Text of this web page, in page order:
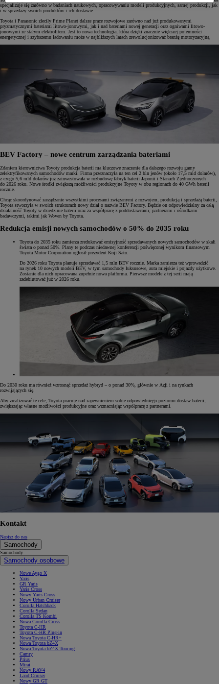
specjalizuje się zarówno w badaniach naukowych, opracowywaniu modeli produkcyjnych, samej produkcji, jak
i w sprzedaży swoich produktów i ich dostawie.
Toyota i Panasonic zleciły Prime Planet dalsze prace rozwojowe zarówno nad już produkowanymi
pryzmatycznymi bateriami litowo-jonowymi, jak i nad bateriami nowej generacji oraz ogniwami litowo-
jonowymi ze stałym elektrolitem. Jest to nowa technologia, która dzięki znacznie większej pojemności
energetycznej i szybszemu ładowaniu może w najbliższych latach zrewolucjonizować branżę motoryzacyjną.
BEV Factory – nowe centrum zarządzania bateriami
Zdaniem kierownictwa Toyoty produkcja baterii ma kluczowe znaczenie dla dalszego rozwoju gamy
zelektryfikowanych samochodów marki. Firma przeznaczyła na ten cel 2 bln jenów (około 17,5 mld dolarów),
z czego 5,6 mld dolarów już zainwestowała w rozbudowę fabryk baterii Japonii i Stanach Zjednoczonych
do 2026 roku. Nowe środki zwiększą możliwości produkcyjne Toyoty w obu regionach do 40 GWh baterii
rocznie.
Chcąc skoordynować zarządzanie wszystkimi procesami związanymi z rozwojem, produkcją i sprzedażą baterii,
Toyota stworzyła w swoich strukturach nowy dział o nazwie BEV Factory. Będzie on odpowiedzialny za całą
działalność Toyoty w dziedzinie baterii oraz za współpracę z poddostawcami, partnerami i ośrodkami
badawczymi, takimi jak Woven by Toyota.
Redukcja emisji nowych samochodów o 50% do 2035 roku
Toyota do 2035 roku zamierza zredukować emisyjność sprzedawanych nowych samochodów w skali
świata o ponad 50%. Plany te podczas niedawnej konferencji poświęconej wynikom finansowym
Toyota Motor Corporation ogłosił prezydent Koji Sato.
Do 2026 roku Toyota planuje sprzedawać 1,5 mln BEV rocznie. Marka zamierza też wprowadzić
na rynek 10 nowych modeli BEV, w tym samochody luksusowe, auta miejskie i pojazdy użytkowe.
Zostanie dla nich opracowana zupełnie nowa platforma. Pierwsze modele z tej serii mają
zadebiutować już w 2026 roku.
Do 2030 roku ma również wzrosnąć sprzedaż hybryd – o ponad 30%, głównie w Azji i na rynkach
rozwijających się.
Aby zrealizować te cele, Toyota pracuje nad zapewnieniem sobie odpowiedniego poziomu dostaw baterii,
zwiększając własne możliwości produkcyjne oraz wzmacniając współpracę z partnerami.
Kontakt
Napisz do nas
Samochody
Samochody
Samochody osobowe
Nowe Aygo X
Yaris
GR Yaris
Yaris Cross
Nowy Yaris Cross
Nowy Urban Cruiser
Corolla Hatchback
Corolla Sedan
Corolla TS Kombi
Nowa Corolla Cross
Toyota C-HR
Toyota C-HR Plug-in
Nowa Toyota C-HR+
Nowa Toyota bZ4X
Nowa Toyota bZ4X Touring
Camry
Prius
Mirai
Nowy RAV4
Land Cruiser
Nowy GR GT